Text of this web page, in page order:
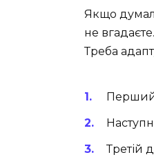
Якщо
не
Треба
Перший
Третій